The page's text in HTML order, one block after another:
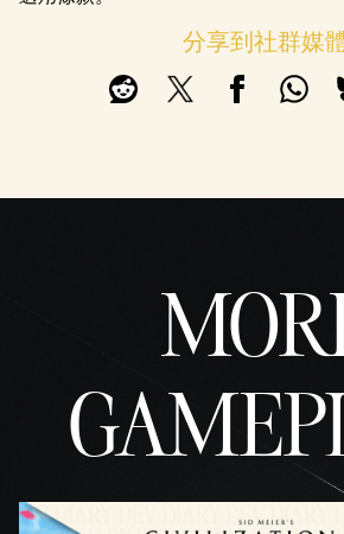
分享到社群媒